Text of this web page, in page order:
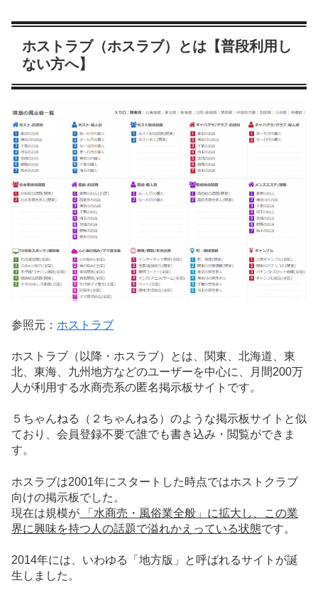
ホストラブ（ホスラブ）とは【普段利用し
ない方へ】
参照元： ホストラブ
ホストラブ（以降・ホスラブ）とは、関東、北海道、東
北、東海、九州地方などのユーザーを中心に、月間200万
人が利用する水商売系の匿名掲示板サイトです。
５ちゃんねる（２ちゃんねる）のような掲示板サイトと似
ており、会員登録不要で誰でも書き込み・閲覧ができま
す。
ホスラブは2001年にスタートした時点ではホストクラブ
向けの掲示板でした。
現在は規模が 「水商売・風俗業全般」に拡大し、この業
界に興味を持つ人の話題で溢れかえっている状態です。
2014年には、いわゆる「地方版」と呼ばれるサイトが誕
生しました。